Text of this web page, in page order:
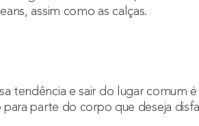
assim como as calças.
tendência e sair do lugar comum
para parte do corpo que deseja